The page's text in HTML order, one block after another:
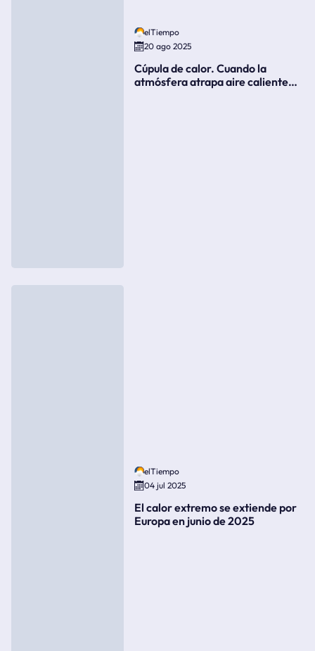
elTiempo
20 ago 2025
Cúpula de calor. Cuando la
atmósfera atrapa aire caliente
elTiempo
04 jul 2025
El calor extremo se extiende por
Europa en junio de 2025